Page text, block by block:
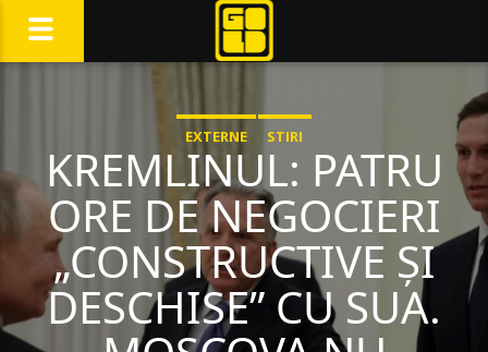
EXTERNE STIRI
KREMLINUL: PATRU
ORE DE NEGOCIERI
„CONSTRUCTIVE ȘI
DESCHISE” CU SUA.